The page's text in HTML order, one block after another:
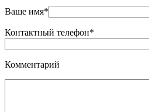
Ваше имя*
Контактный телефон*
Комментарий